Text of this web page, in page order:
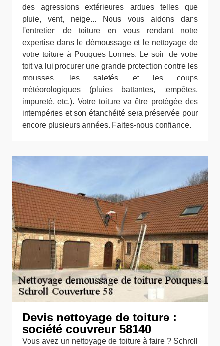
des agressions extérieures ardues telles que
pluie, vent, neige... Nous vous aidons dans
l'entretien de toiture en vous rendant notre
expertise dans le démoussage et le nettoyage de
votre toiture à Pouques Lormes. Le soin de votre
toit va lui procurer une grande protection contre les
mousses, les saletés et les coups
météorologiques (pluies battantes, tempêtes,
impureté, etc.). Votre toiture va être protégée des
intempéries et son étanchéité sera préservée pour
encore plusieurs années. Faites-nous confiance.
Devis nettoyage de toiture :
société couvreur 58140
Vous avez un nettoyage de toiture à faire ? Schroll